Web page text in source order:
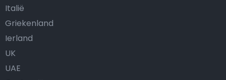
Italië
Griekenland
Ierland
UK
UAE